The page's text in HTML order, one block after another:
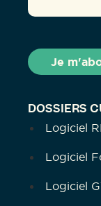
DOSSIERS
Logiciel
Logiciel
Logiciel